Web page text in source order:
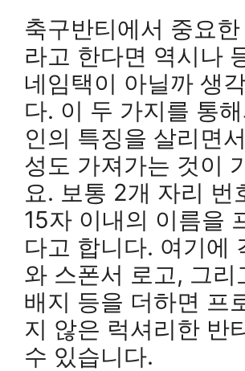
축구반티에서 중요
라고 한다면 역시나
네임택이 아닐까 생
다. 이 두 가지를 통
인의 특징을 살리면
성도 가져가는 것이
요. 보통 2개 자리 번
15자 이내의 이름을
다고 합니다. 여기에
와 스폰서 로고, 그리
배지 등을 더하면 프
지 않은 럭셔리한 반
수 있습니다.